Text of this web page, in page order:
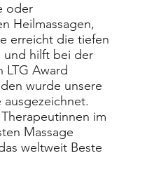
oder
Heilmassagen,
erreicht die tiefen
und hilft bei der
Award
wurde unsere
im
Massage
weltweit Beste